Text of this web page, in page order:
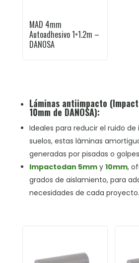
MAD 4mm
Autoadhesivo 1×1.2m –
DANOSA
Láminas antiimpacto
10mm de DANOSA):
Ideales para reducir el ruido
suelos, estas láminas
generadas por pisadas o
Impactodan 5mmy 10mm,
grados de aislamiento, para
necesidades de cada proyecto.